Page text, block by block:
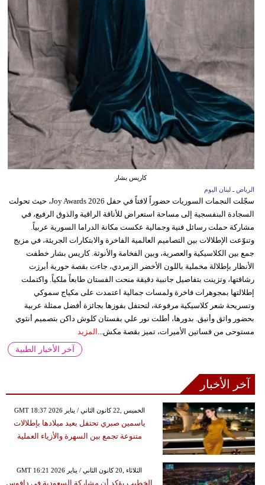
كاريس بشار
الرياض ـ لبنان اليوم
سجّلت النجمات السوريات حضوراً لافتاً في حفل Joy Awards 2026، حيث تحولت
السجادة البنفسجية إلى مساحة استعراض للأناقة الراقية والذوق الرفيع، في
مشاركة حملت رسائل فنية وجمالية عكست مكانة الدراما السورية عربياً.
وتنوّعت الإطلالات بين التصاميم العالمية الفاخرة والابتكارات الجريئة، في مزيج
جمع بين الكلاسيكية والعصرية، وبين الفخامة والأنوثة. كاريس بشار خطفت
الأنظار بإطلالة مخملية باللون الأخضر الزمردي، جاءت بقصة حورية أبرزت
رشاقتها، وتزينت بتفاصيل جانبية دقيقة منحت الفستان طابعاً ملكياً. واكتملت
إطلالتها بمجوهرات فاخرة ولمسات جمالية اعتمدت على مكياج سموكي
وتسريحة شعر كلاسيكية مرفوعة، لتحتفل بفوزها بجائزة أفضل ممثلة عربية
بحضور واثق وأنيق. بدورها، أطلت نور علي بفستان كلوش داكن بتصميم أنثوي
مستوحى من فساتين الأميرات، تميز بقصة مكش... المزيد
آخر الأخبار الطبية
آخر الأخبار
GMT 18:37 2026 الخميس ,22 كانون الثاني / يناير
ياسمين صبري تحتفل بعيد ميلادها بإطلالات
متنوعة تجمع بين السهرة والأزياء العملية
GMT 16:21 2026 الثلاثاء ,20 كانون الثاني / يناير
الخطيب يؤكد أن مشاركة السعودية في دافوس